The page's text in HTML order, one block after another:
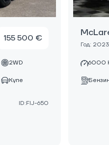
155 500 €
2WD
Купе
ID:FIJ-650
Год: 2023
6000